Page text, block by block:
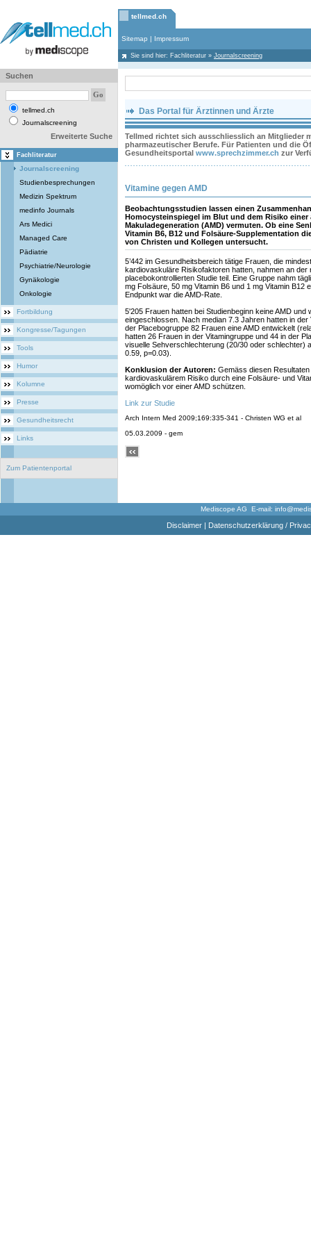
tellmed.ch
Sitemap | Impressum
Sie sind hier: Fachliteratur » Journalscreening
Suchen
tellmed.ch
Journalscreening
Erweiterte Suche
Fachliteratur
Journalscreening
Studienbesprechungen
Medizin Spektrum
medinfo Journals
Ars Medici
Managed Care
Pädiatrie
Psychiatrie/Neurologie
Gynäkologie
Onkologie
Fortbildung
Kongresse/Tagungen
Tools
Humor
Kolumne
Presse
Gesundheitsrecht
Links
Zum Patientenportal
Das Portal für Ärztinnen und Ärzte
Tellmed richtet sich ausschliesslich an Mitglieder
pharmazeutischer Berufe. Für Patienten und die
Gesundheitsportal www.sprechzimmer.ch zur
Vitamine gegen AMD
Beobachtungsstudien lassen einen
Homocysteinspiegel im Blut und dem Risiko einer
Makuladegeneration (AMD) vermuten. Ob eine
Vitamin B6, B12 und Folsäure-Supplementation
von Christen und Kollegen untersucht.
5’442 im Gesundheitsbereich tätige Frauen, die
kardiovaskuläre Risikofaktoren hatten, nahmen an der
placebokontrollierten Studie teil. Eine Gruppe nahm
mg Folsäure, 50 mg Vitamin B6 und 1 mg Vitamin B12
Endpunkt war die AMD-Rate.
5'205 Frauen hatten bei Studienbeginn keine AMD und
eingeschlossen. Nach median 7.3 Jahren hatten in
der Placebogruppe 82 Frauen eine AMD entwickelt
hatten 26 Frauen in der Vitamingruppe und 44 in der
visuelle Sehverschlechterung (20/30 oder schlechter)
0.59, p=0.03).
Konklusion der Autoren: Gemäss diesen
kardiovaskulärem Risiko durch eine Folsäure- und
womöglich vor einer AMD schützen.
Link zur Studie
Arch Intern Med 2009;169:335-341 - Christen WG et al
05.03.2009 - gem
Mediscope AG E-mail:
Disclaimer| Datenschutzerklärung /